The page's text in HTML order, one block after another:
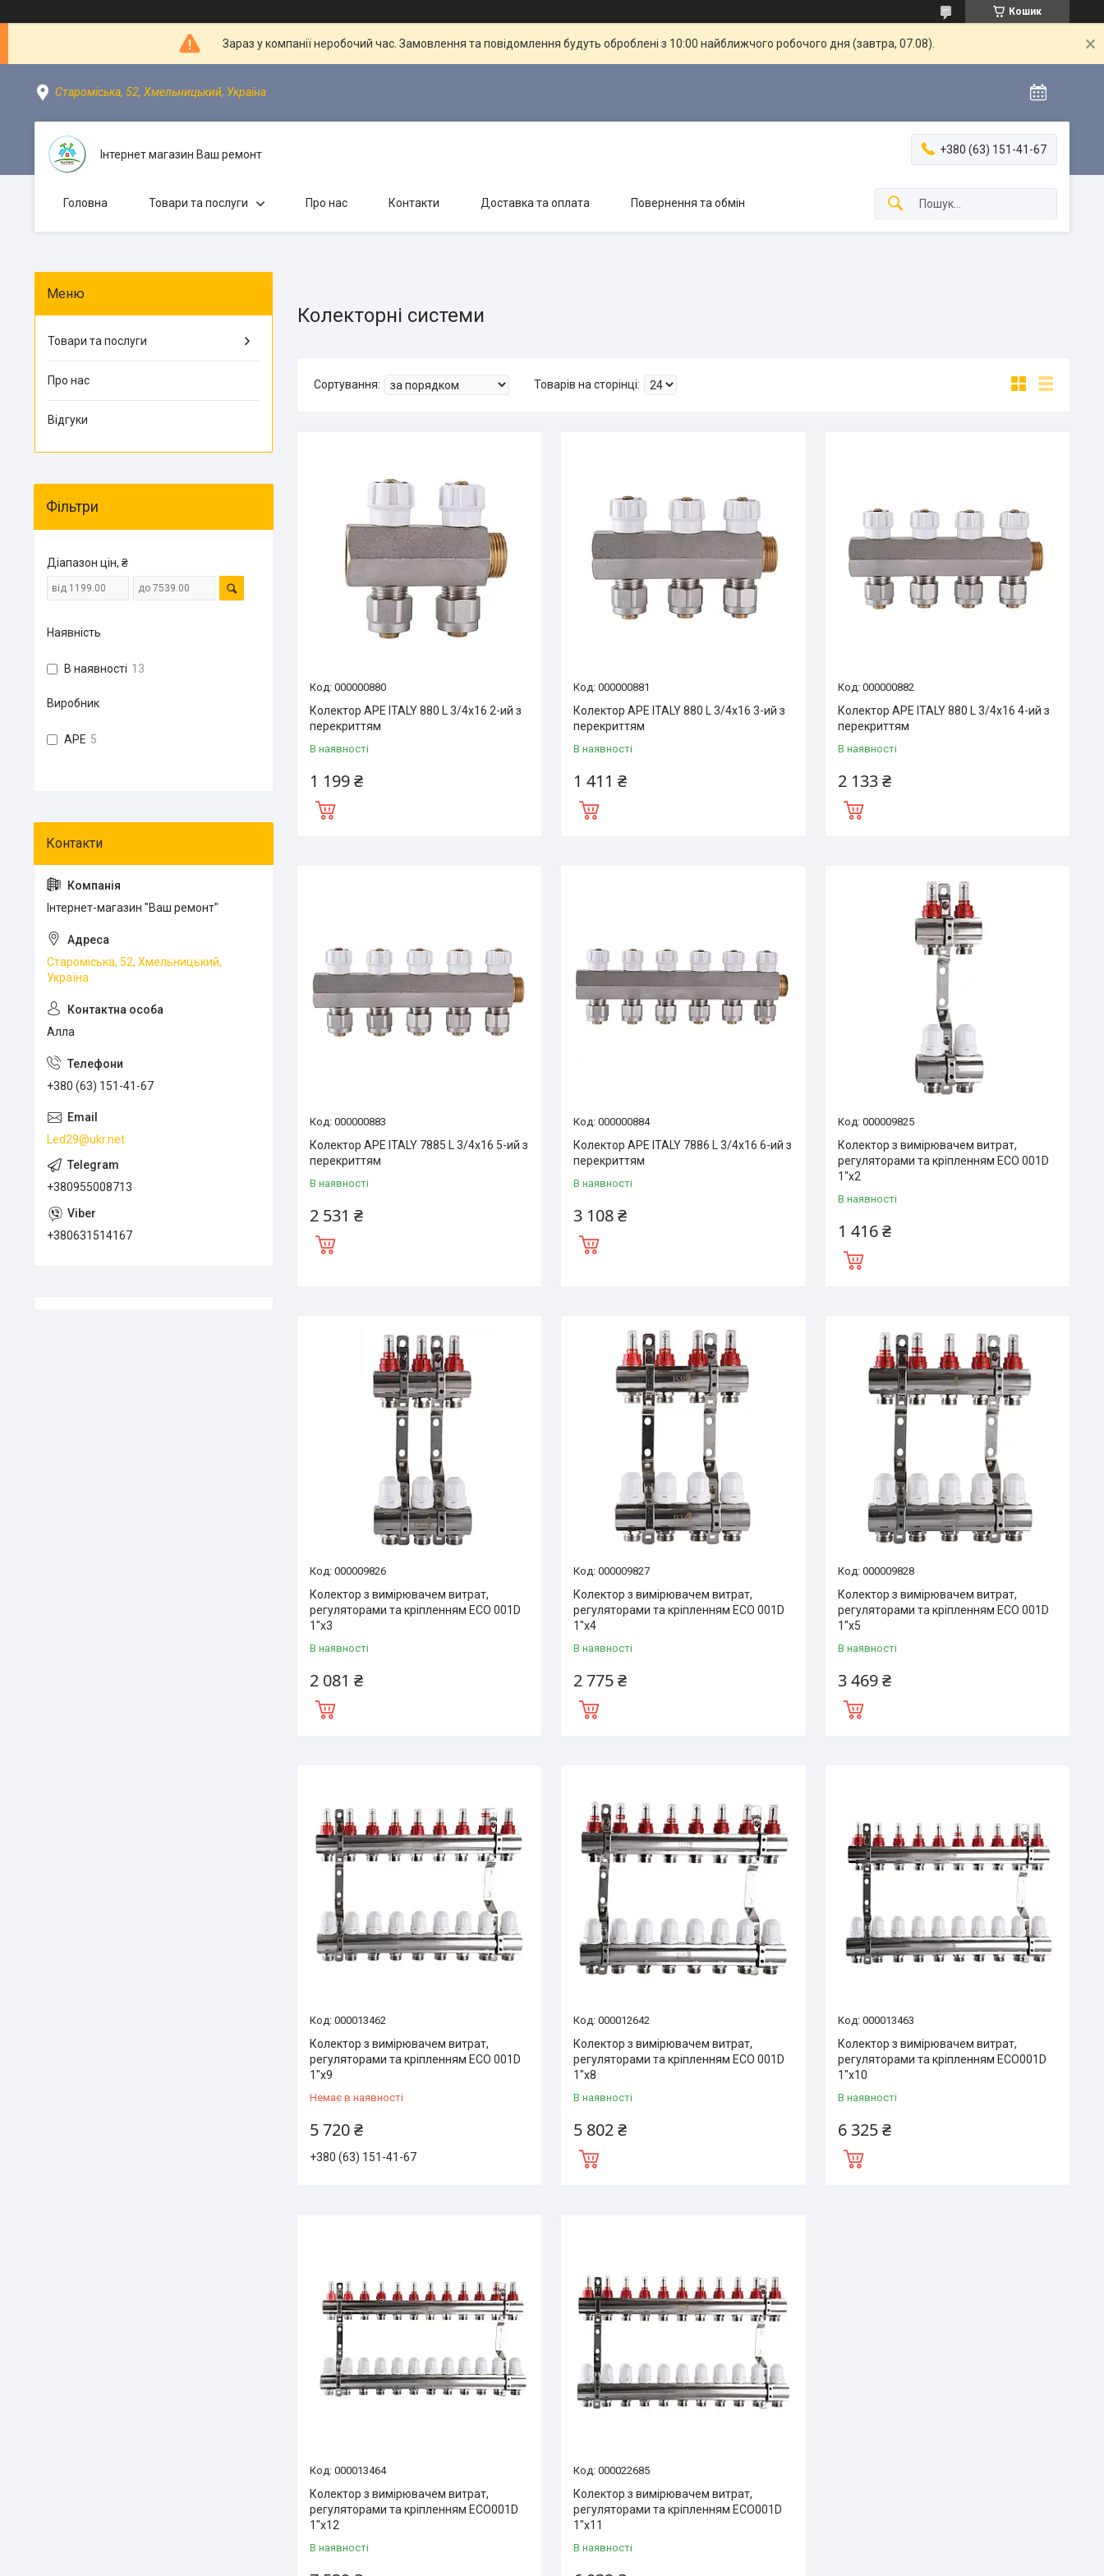
Кошик
Зараз у компанії неробочий час. Замовлення та повідомлення будуть оброблені з 10:00 найближчого робочого дня (завтра, 07.08).
Староміська, 52, Хмельницький, Україна
Інтернет магазин Ваш ремонт +380 (63) 151-41-67
Головна Товари та послуги Про нас Контакти Доставка та оплата Повернення та обмін
Колекторні системи
000000880
Колектор APE ITALY 880 L 3/4х16 2-ий з
перекриттям
В наявності
1 199 ₴
000000881
Колектор APE ITALY 880 L 3/4х16 3-ий з
перекриттям
В наявності
1 411 ₴
000000882
Колектор APE ITALY 880 L 3/4х16 4-ий з
перекриттям
В наявності
2 133 ₴
000000883
Колектор APE ITALY 7885 L 3/4х16 5-ий з
перекриттям
В наявності
2 531 ₴
000000884
Колектор APE ITALY 7886 L 3/4х16 6-ий з
перекриттям
В наявності
3 108 ₴
000009825
Колектор з вимірювачем витрат,
регуляторами та кріпленням ECO 001D
1″x2
В наявності
1 416 ₴
000009826
Колектор з вимірювачем витрат,
регуляторами та кріпленням ECO 001D
1″x3
В наявності
2 081 ₴
000009827
Колектор з вимірювачем витрат,
регуляторами та кріпленням ECO 001D
1″x4
В наявності
2 775 ₴
000009828
Колектор з вимірювачем витрат,
регуляторами та кріпленням ECO 001D
1″x5
В наявності
3 469 ₴
000013462
Колектор з вимірювачем витрат,
регуляторами та кріпленням ECO 001D
1″x9
Немає в наявності
5 720 ₴
+380 (63) 151-41-67
000012642
Колектор з вимірювачем витрат,
регуляторами та кріпленням ECO 001D
1″x8
В наявності
5 802 ₴
000013463
Колектор з вимірювачем витрат,
регуляторами та кріпленням ECO001D
1″x10
В наявності
6 325 ₴
000013464
Колектор з вимірювачем витрат,
регуляторами та кріпленням ECO001D
1″x12
В наявності
000022685
Колектор з вимірювачем витрат,
регуляторами та кріпленням ECO001D
1″x11
В наявності
Товари та послуги
Про нас
Відгуки
Фільтри
Діапазон цін, ₴
Наявність
В наявності 13
Виробник
APE 5
Інтернет-магазин "Ваш ремонт"
Староміська, 52, Хмельницький,
Україна
Алла
+380 (63) 151-41-67
Led29@ukr.net
+380955008713
+380631514167